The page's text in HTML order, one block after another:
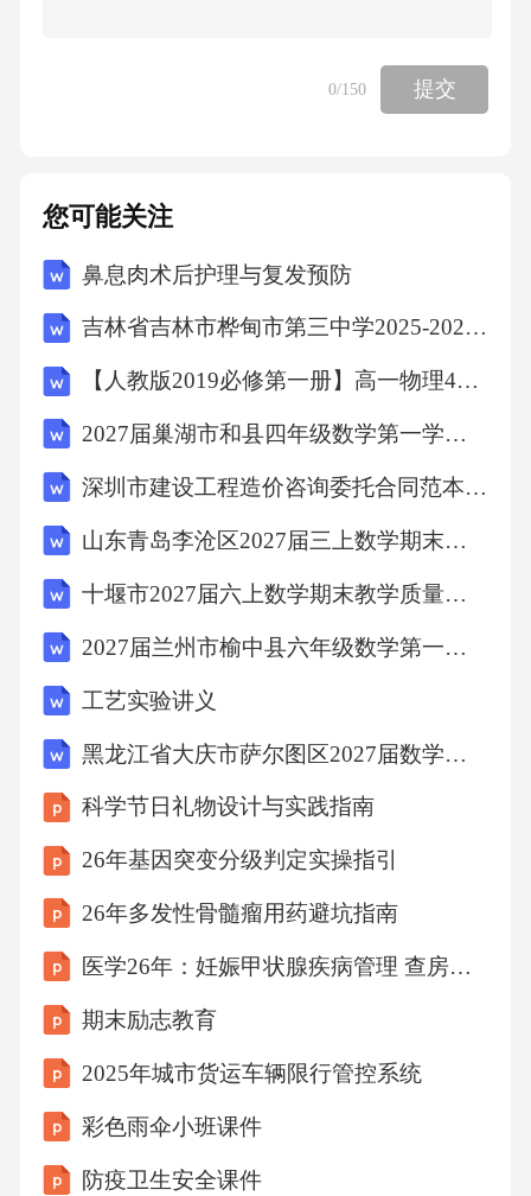
风呼吸困难急性腹痛症状包括胸痛、气促、心
悸等，应立即就医。症状包括突然出现的肢体
理。可能是阑尾炎、胃溃疡穿孔等，需尽快就
医。止血使用干净的纱布或绷带对伤口进行压
迫止血。01清洗伤口用流动的清水冲洗伤口，
消毒，预防感染。03包扎用无菌纱布覆盖伤
口，并用绷带包扎固定。04创伤急救基础操作
疫情防护重点强化戴口罩在公共场所应佩戴医
用口罩，减少病毒传播。01勤洗手用肥皂和流
往人群密集的场所，保持社交距离。03接种疫
苗按照推荐程序接种疫苗，提高免疫力。0406
健康宣传效能提升将复杂的健康知识通过生动
的漫画插图展现，使受众更易理解和接受。漫
画插图设计寓教于乐的健康知识互动游戏，吸
引公众积极参与，提高健康知识水平。互动游
戏制作简短、有趣的健康科普短视频，便于社
交媒体传播，扩大宣传范围。短视频创作科普
博、微信、抖音等社交媒体平台，实现健康知
识的快速传播。社交媒体平台电视节目与广播
线下宣传材料与健康类节目合作，通过电视和
广播渠道传递健康科普知识。制作海报、折
页、手册等宣传材料，供公众免费取阅。社区
联动推广路径合作机构联动与社
0/150 提交
您可能关注
鼻息肉术后护理与复发预防
吉林省吉林市桦甸市第三中学2025-2026学年第二学期八年级期末英语试题（文字版含答案）
【人教版2019必修第一册】高一物理4自由落体运动（教学设计）教案
2027届巢湖市和县四年级数学第一学期期末检测模拟试题含解析
深圳市建设工程造价咨询委托合同范本(范本)
山东青岛李沧区2027届三上数学期末复习检测试题含解析
十堰市2027届六上数学期末教学质量检测试题含解析
2027届兰州市榆中县六年级数学第一学期期末学业水平测试试题含解析
工艺实验讲义
黑龙江省大庆市萨尔图区2027届数学六年级第一学期期末质量检测试题含解析
科学节日礼物设计与实践指南
26年基因突变分级判定实操指引
26年多发性骨髓瘤用药避坑指南
医学26年：妊娠甲状腺疾病管理 查房课件
期末励志教育
2025年城市货运车辆限行管控系统
彩色雨伞小班课件
防疫卫生安全课件